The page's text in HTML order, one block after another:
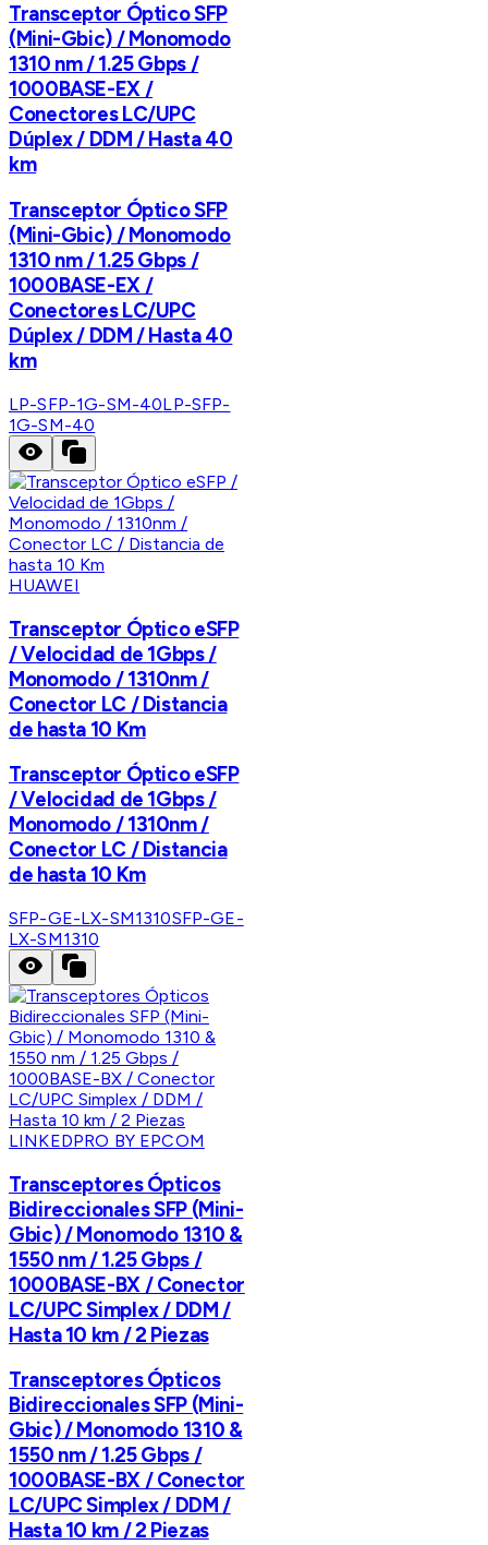
Transceptor Óptico SFP
(Mini-Gbic) / Monomodo
1310 nm / 1.25 Gbps /
1000BASE-EX /
Conectores LC/UPC
Dúplex / DDM / Hasta 40
km
Transceptor Óptico SFP
(Mini-Gbic) / Monomodo
1310 nm / 1.25 Gbps /
1000BASE-EX /
Conectores LC/UPC
Dúplex / DDM / Hasta 40
km
LP-SFP-1G-SM-40LP-SFP-
1G-SM-40
HUAWEI
Transceptor Óptico eSFP
/ Velocidad de 1Gbps /
Monomodo / 1310nm /
Conector LC / Distancia
de hasta 10 Km
Transceptor Óptico eSFP
/ Velocidad de 1Gbps /
Monomodo / 1310nm /
Conector LC / Distancia
de hasta 10 Km
SFP-GE-LX-SM1310SFP-GE-
LX-SM1310
LINKEDPRO BY EPCOM
Transceptores Ópticos
Bidireccionales SFP (Mini-
Gbic) / Monomodo 1310 &
1550 nm / 1.25 Gbps /
1000BASE-BX / Conector
LC/UPC Simplex / DDM /
Hasta 10 km / 2 Piezas
Transceptores Ópticos
Bidireccionales SFP (Mini-
Gbic) / Monomodo 1310 &
1550 nm / 1.25 Gbps /
1000BASE-BX / Conector
LC/UPC Simplex / DDM /
Hasta 10 km / 2 Piezas